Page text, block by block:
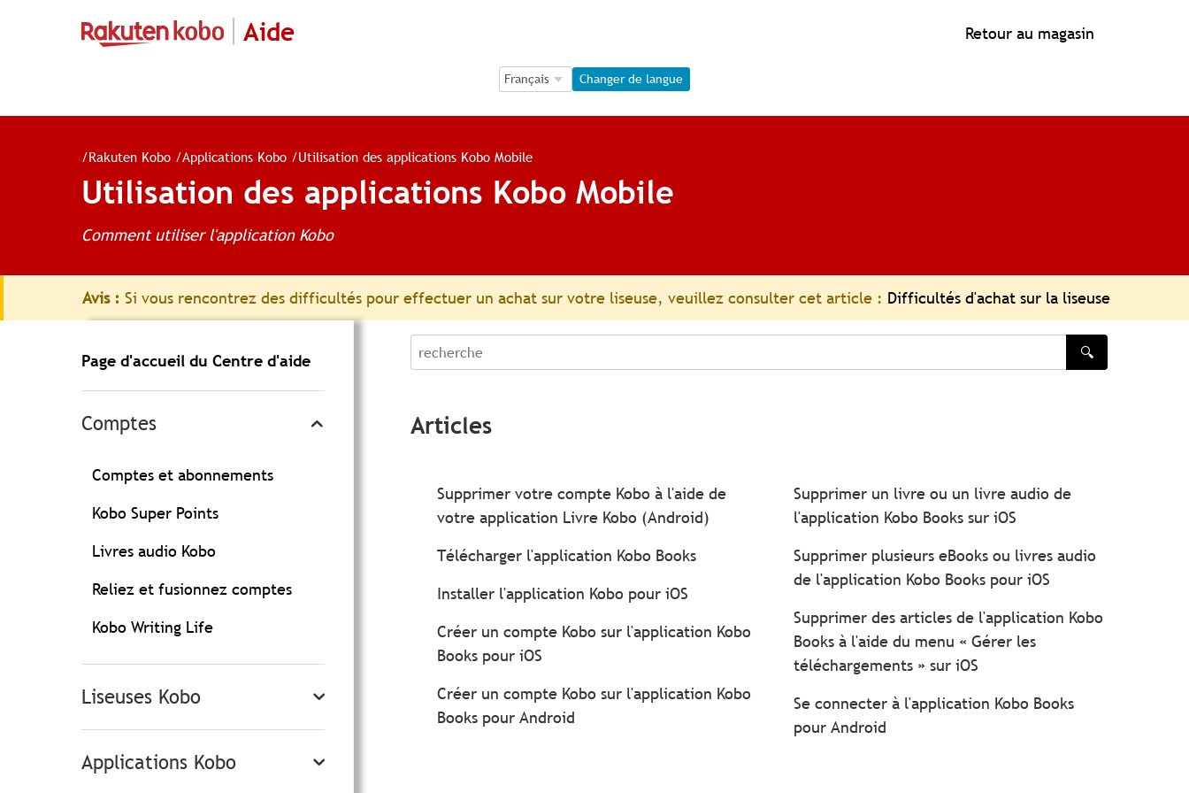
Aide Retour au magasin
Language Selection
Language Selection
Changer de langue
/Rakuten Kobo /Applications Kobo /Utilisation des applications Kobo Mobile
Utilisation des applications Kobo Mobile
Comment utiliser l'application Kobo
Avis : Si vous rencontrez des difficultés pour effectuer un achat sur votre liseuse, veuillez consulter cet article : Difficultés d'achat sur la liseuse
Page d'accueil du Centre d'aide
Comptes
Comptes et abonnements
Kobo Super Points
Livres audio Kobo
Reliez et fusionnez comptes
Kobo Writing Life
Liseuses Kobo
Applications Kobo
recherche
🔍
Articles
Supprimer votre compte Kobo à l'aide de
votre application Livre Kobo (Android)
Télécharger l'application Kobo Books
Installer l'application Kobo pour iOS
Créer un compte Kobo sur l'application Kobo
Books pour iOS
Créer un compte Kobo sur l'application Kobo
Books pour Android
Supprimer un livre ou un livre audio de
l'application Kobo Books sur iOS
Supprimer plusieurs eBooks ou livres audio
de l'application Kobo Books pour iOS
Supprimer des articles de l'application Kobo
Books à l'aide du menu « Gérer les
téléchargements » sur iOS
Se connecter à l'application Kobo Books
pour Android